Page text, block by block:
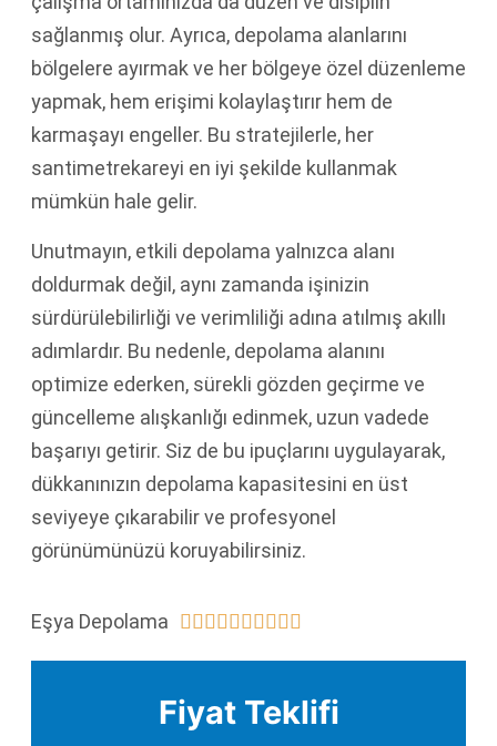
sağlanmış olur. Ayrıca, depolama alanlarını
bölgelere ayırmak ve her bölgeye özel düzenleme
yapmak, hem erişimi kolaylaştırır hem de
karmaşayı engeller. Bu stratejilerle, her
santimetrekareyi en iyi şekilde kullanmak
mümkün hale gelir.
Unutmayın, etkili depolama yalnızca alanı
doldurmak değil, aynı zamanda işinizin
sürdürülebilirliği ve verimliliği adına atılmış akıllı
adımlardır. Bu nedenle, depolama alanını
optimize ederken, sürekli gözden geçirme ve
güncelleme alışkanlığı edinmek, uzun vadede
başarıyı getirir. Siz de bu ipuçlarını uygulayarak,
dükkanınızın depolama kapasitesini en üst
seviyeye çıkarabilir ve profesyonel
görünümünüzü koruyabilirsiniz.
Eşya Depolama          
Fiyat Teklifi